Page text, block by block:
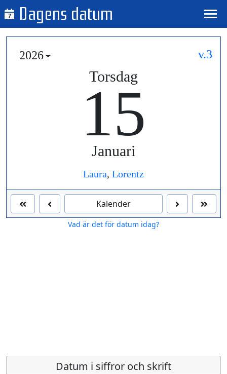
7 Dagens datum
2026 v.3
Torsdag
15
Januari
Laura, Lorentz
Kalender
Vad är det för datum idag?
Datum i siffror och skrift